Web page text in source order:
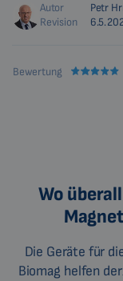
Autor
Petr
Revision
Bewertung
Wo
Die Geräte für
Biomag helfen